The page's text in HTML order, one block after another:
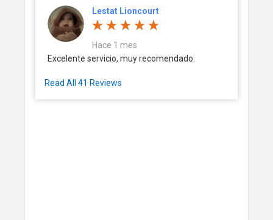
Lestat Lioncourt
Hace 1 mes
Excelente servicio, muy recomendado.
Read All 41 Reviews